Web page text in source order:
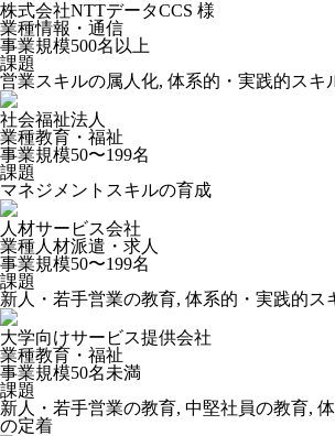
株式会社NTTデータCCS 様
業種情報・通信
事業規模500名以上
課題
営業スキルの属人化, 体系的・実践的スキ
社会福祉法人
業種教育・福祉
事業規模50〜199名
課題
マネジメントスキルの育成
人材サービス会社
業種人材派遣・求人
事業規模50〜199名
課題
新人・若手営業の教育, 体系的・実践的ス
大学向けサービス提供会社
業種教育・福祉
事業規模50名未満
課題
新人・若手営業の教育, 中堅社員の教育,
の定着